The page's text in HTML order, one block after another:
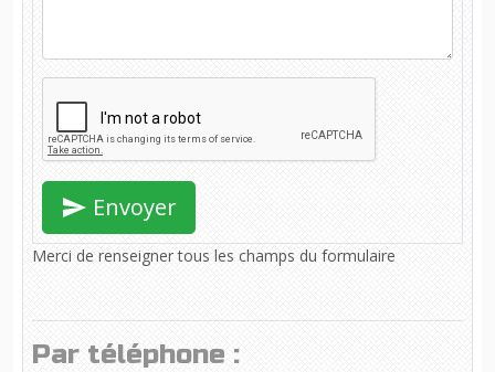
Envoyer
Merci de renseigner tous les champs du formulaire
Par téléphone :